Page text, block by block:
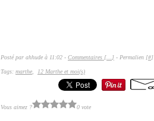
Posté par ahhude à 11:02 - Commentaires [ ] - Permalien [#]
Tags: marthe 12 Marthe et moi(s)
Vous aimez ? 0 vote